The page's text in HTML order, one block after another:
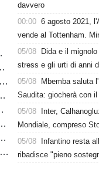
davvero
00:00 6 agosto 2021,
vende al Tottenham.
05/08
Dida e il
stress e gli urti di anni
05/08
Mbemba saluta
Saudita: giocherà con
05/08
Inter,
Mondiale, compreso
05/08
Infantino resta
ribadisce "pieno